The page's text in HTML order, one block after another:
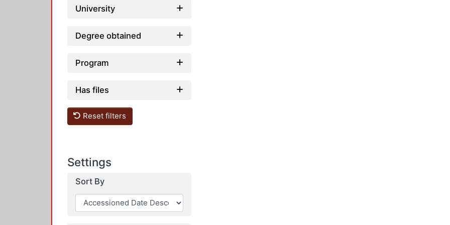
University
Degree obtained
Program
Has files
Reset filters
Settings
Sort By